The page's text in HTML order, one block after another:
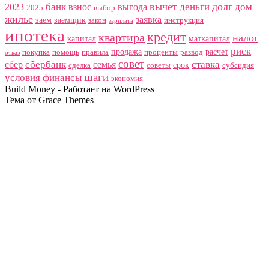
2023 2025 банк взнос выбор выгода вычет деньги долг дом
жилье заем заемщик закон зарплата заявка инструкция
ипотека капитал квартира кредит маткапитал налог
отказ покупка помощь правила продажа проценты развод расчет риск
сбер сбербанк сделка семья совет советы срок ставка субсидия
условия финансы шаги экономия
Build Money - Работает на WordPress
Тема от Grace Themes